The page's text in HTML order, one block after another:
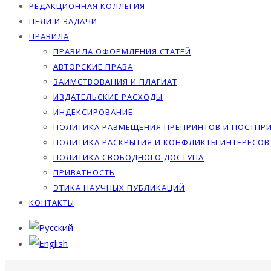
РЕДАКЦИОННАЯ КОЛЛЕГИЯ
ЦЕЛИ И ЗАДАЧИ
ПРАВИЛА
ПРАВИЛА ОФОРМЛЕНИЯ СТАТЕЙ
АВТОРСКИЕ ПРАВА
ЗАИМСТВОВАНИЯ И ПЛАГИАТ
ИЗДАТЕЛЬСКИЕ РАСХОДЫ
ИНДЕКСИРОВАНИЕ
ПОЛИТИКА РАЗМЕЩЕНИЯ ПРЕПРИНТОВ И
ПОЛИТИКА РАСКРЫТИЯ И КОНФЛИКТЫ ИНТЕРЕСОВ
ПОЛИТИКА СВОБОДНОГО ДОСТУПА
ПРИВАТНОСТЬ
ЭТИКА НАУЧНЫХ ПУБЛИКАЦИЙ
КОНТАКТЫ